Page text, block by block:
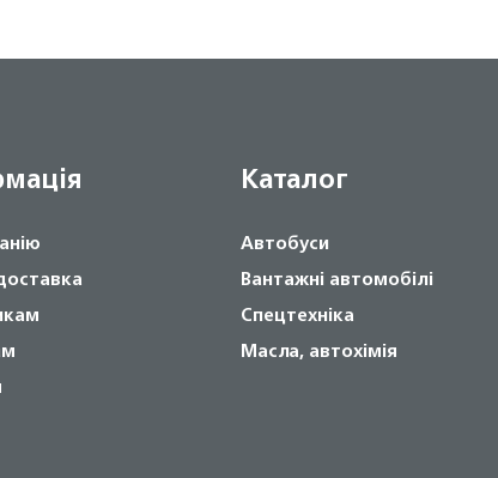
Каталог
Автобуси
Вантажні автомобілі
Спецтехніка
Масла, автохімія